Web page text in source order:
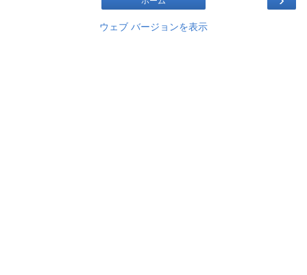
ウェブ バージョンを表示